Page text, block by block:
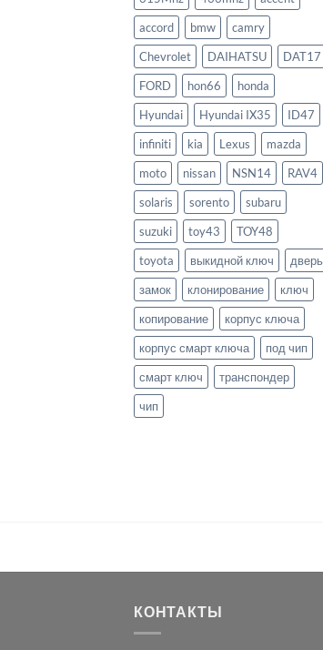
accord
bmw
camry
Chevrolet
DAIHATSU
DAT17
FORD
hon66
honda
Hyundai
Hyundai IX35
ID47
infiniti
kia Lexus
mazda
moto
nissan NSN14
RAV4
solaris
sorento
subaru
suzuki
toy43
TOY48
toyota
выкидной ключ
дверь
замок
клонирование
ключ
копирование
корпус ключа
корпус смарт ключа
под чип
смарт ключ
транспондер
чип
КОНТАКТЫ